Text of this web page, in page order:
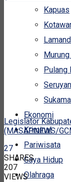
Kapuas
Pulang
Seruyan
Ekonomi
Kriminal
Pariwisata
Gaya Hidup
Olahraga
Legislator
(MASAPNEWS/
27
SHARES
207
VIEWS